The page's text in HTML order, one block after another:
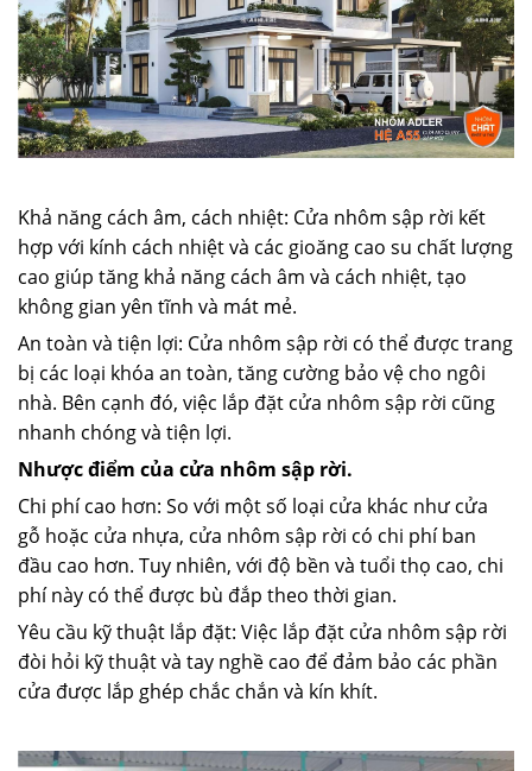
Khả năng cách âm, cách nhiệt: Cửa nhôm sập rời kết
hợp với kính cách nhiệt và các gioăng cao su chất lượng
cao giúp tăng khả năng cách âm và cách nhiệt, tạo
không gian yên tĩnh và mát mẻ.
An toàn và tiện lợi: Cửa nhôm sập rời có thể được trang
bị các loại khóa an toàn, tăng cường bảo vệ cho ngôi
nhà. Bên cạnh đó, việc lắp đặt cửa nhôm sập rời cũng
nhanh chóng và tiện lợi.
Nhược điểm của cửa nhôm sập rời.
Chi phí cao hơn: So với một số loại cửa khác như cửa
gỗ hoặc cửa nhựa, cửa nhôm sập rời có chi phí ban
đầu cao hơn. Tuy nhiên, với độ bền và tuổi thọ cao, chi
phí này có thể được bù đắp theo thời gian.
Yêu cầu kỹ thuật lắp đặt: Việc lắp đặt cửa nhôm sập rời
đòi hỏi kỹ thuật và tay nghề cao để đảm bảo các phần
cửa được lắp ghép chắc chắn và kín khít.